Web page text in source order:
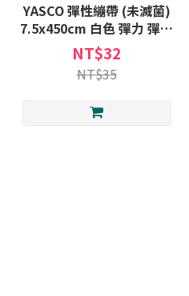
YASCO 彈性繃帶 (未滅菌)
7.5x450cm 白色 彈力 彈性
包紮 繃帶
NT$32
NT$35